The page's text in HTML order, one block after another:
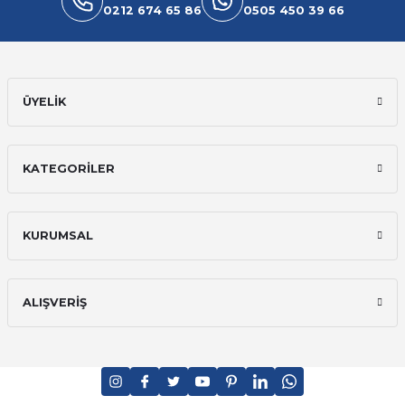
0212 674 65 86 0505 450 39 66
ÜYELİK
KATEGORİLER
KURUMSAL
ALIŞVERİŞ